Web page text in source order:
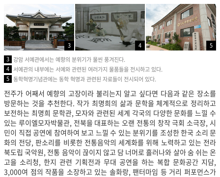
3 4
5
3 강암 서예관에서는 예향의 분위기가 물씬 풍겨진다.
4 서예관의 내부에는 서예와 관련된 여러가지 물품들을 전시하고 있다.
5 동학혁명기념관에는 동학 혁명과 관련된 자료들이 전시되어 있다.
전주가 어째서 예향의 고장이라 불리는지 알고 싶다면 다음과 같은 장소를
방문하는 것을 추천한다. 작가 최명희의 삶과 문학을 체계적으로 정리하고
보전하는 최명희 문학관, 모자와 관련된 세계 각국의 다양한 문화를 느낄 수
있는 루이엘모자박물관, 전북을 대표하는 오랜 전통의 창작 극회 소극장, 시
민이 직접 공연에 참여하여 보고 느낄 수 있는 분위기를 조성한 한국 소리 문
화의 전당,판소리를 비롯한 전통음악의 세계화를 위해 노력하고 있는 전라
북도립 국악원, 전통 음악이 끊이지 않고 담 너머로 흘러나와 살아 숨 쉬는 온
고을 소리청, 한지 관련 기획전과 무대 공연을 하는 복합 문화공간 지담,
3,000여 점의 작품을 소장하고 있는 솔화랑, 팬터마임 등 거리 퍼포먼스가